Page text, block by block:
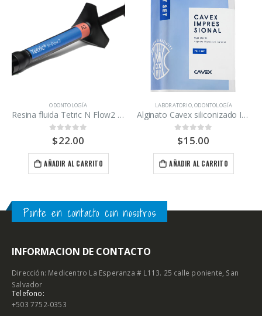
ODONTOLOGÍA
Resina fluida Tetric N Flow2 tono A1, A2, A3, Ivoclar 2 gr.
0out of 5
$22.00
AÑADIR AL CARRITO
LABORATORIO,ODONTOLOGÍA
Alginato Cavex siliconizado Impressional en gelificación normal y rapido
0out of 5
$15.00
AÑADIR AL CARRITO
Ponte en contacto con nosotros
INFORMACION DE CONTACTO
Dirección: Medicentro La Esperanza # L113. 25 calle poniente, San
Salvador
Telefono:
+503 7752-0353